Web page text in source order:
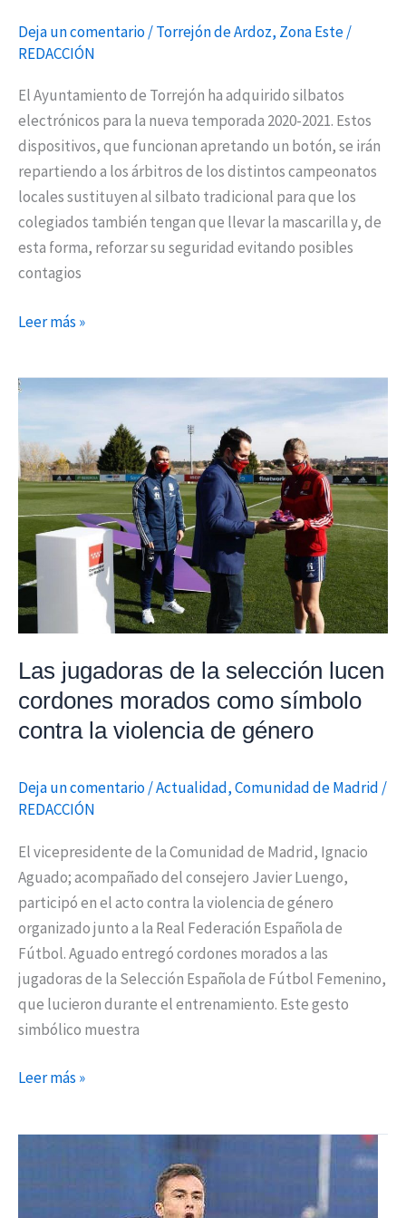
Deja un comentario/Torrejón de Ardoz, Zona Este/
REDACCIÓN
El Ayuntamiento de Torrejón ha adquirido silbatos
electrónicos para la nueva temporada 2020-2021. Estos
dispositivos, que funcionan apretando un botón, se irán
repartiendo a los árbitros de los distintos campeonatos
locales sustituyen al silbato tradicional para que los
colegiados también tengan que llevar la mascarilla y, de
esta forma, reforzar su seguridad evitando posibles
contagios
Leer más »
Las jugadoras de la selección lucen
cordones morados como símbolo
contra la violencia de género
Deja un comentario/Actualidad,Comunidad de Madrid /
REDACCIÓN
El vicepresidente de la Comunidad de Madrid, Ignacio
Aguado; acompañado del consejero Javier Luengo,
participó en el acto contra la violencia de género
organizado junto a la Real Federación Española de
Fútbol. Aguado entregó cordones morados a las
jugadoras de la Selección Española de Fútbol Femenino,
que lucieron durante el entrenamiento. Este gesto
simbólico muestra
Las
de
la
selección
lucen
cordones
morados
como
símbolo
la
violencia
género
Leer más »